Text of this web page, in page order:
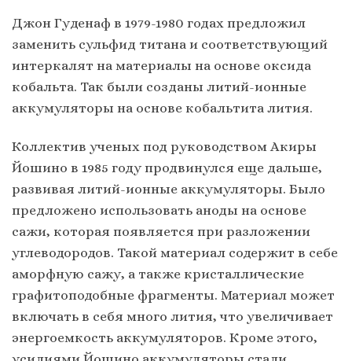
Джон Гуденаф в 1979-1980 годах предложил
заменить сульфид титана и соответствующий
интеркалят на материалы на основе оксида
кобальта. Так были созданы литий-ионные
аккумуляторы на основе кобальтита лития.
Коллектив ученых под руководством Акиры
Йошино в 1985 году продвинулся еще дальше,
развивая литий-ионные аккумуляторы. Было
предложено использовать аноды на основе
сажи, которая появляется при разложении
углеводородов. Такой материал содержит в себе
аморфную сажу, а также кристаллические
графитоподобные фрагменты. Материал может
включать в себя много лития, что увеличивает
энергоемкость аккумуляторов. Кроме этого,